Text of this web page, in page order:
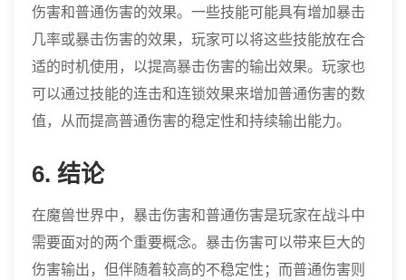
伤害和普通伤害的效果。一些技能可能具有增加暴击
几率或暴击伤害的效果，玩家可以将这些技能放在合
适的时机使用，以提高暴击伤害的输出效果。玩家也
可以通过技能的连击和连锁效果来增加普通伤害的数
值，从而提高普通伤害的稳定性和持续输出能力。
6. 结论
在魔兽世界中，暴击伤害和普通伤害是玩家在战斗中
需要面对的两个重要概念。暴击伤害可以带来巨大的
伤害输出，但伴随着较高的不稳定性；而普通伤害则